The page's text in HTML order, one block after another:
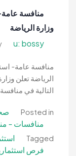
منافسة
وزارة الرياضة
u: bossy
منافسة عامة-
الرياضة تعلن
التالية في
Posted in
منافسات -
Tagged
فرص